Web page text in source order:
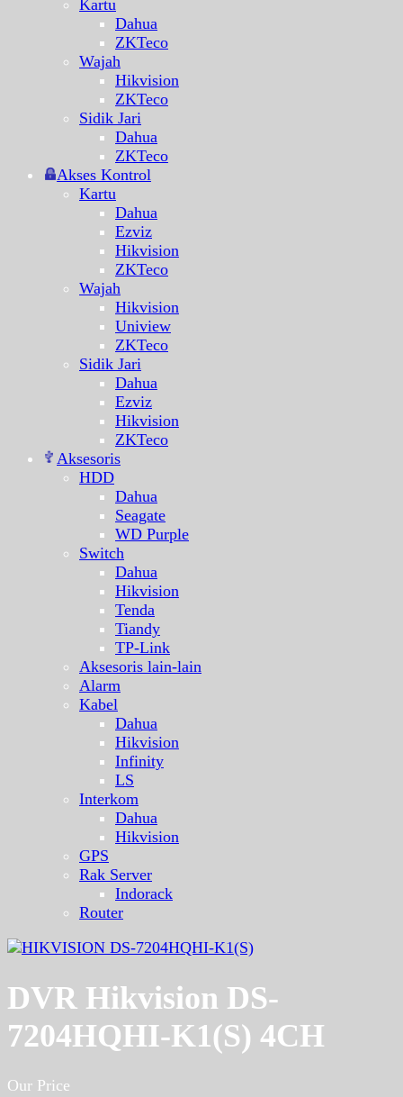
Kartu
Dahua
ZKTeco
Wajah
Hikvision
ZKTeco
Sidik Jari
Dahua
ZKTeco
Akses Kontrol
Kartu
Dahua
Ezviz
Hikvision
ZKTeco
Wajah
Hikvision
Uniview
ZKTeco
Sidik Jari
Dahua
Ezviz
Hikvision
ZKTeco
Aksesoris
HDD
Dahua
Seagate
WD Purple
Switch
Dahua
Hikvision
Tenda
Tiandy
TP-Link
Aksesoris lain-lain
Alarm
Kabel
Dahua
Hikvision
Infinity
LS
Interkom
Dahua
Hikvision
GPS
Rak Server
Indorack
Router
DVR Hikvision DS-
7204HQHI-K1(S) 4CH
Our Price